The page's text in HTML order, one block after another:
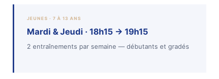
JEUNES · 7 À 13 ANS
Mardi & Jeudi · 18h15 → 19h15
2 entraînements par semaine — débutants et gradés